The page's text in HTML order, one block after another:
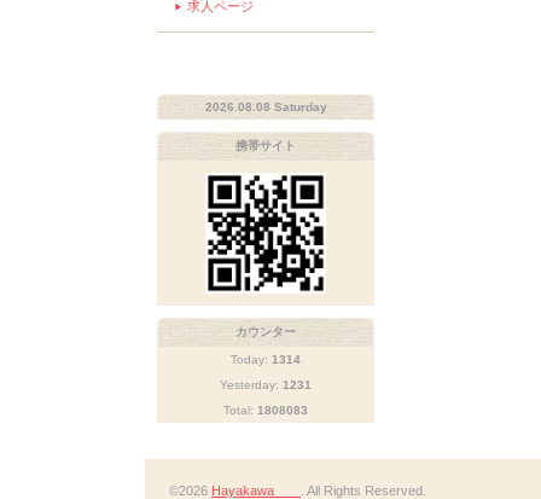
求人ページ
2026.08.08 Saturday
携帯サイト
カウンター
Today: 1314
Yesterday: 1231
Total: 1808083
©2026 Hayakawa . All Rights Reserved.